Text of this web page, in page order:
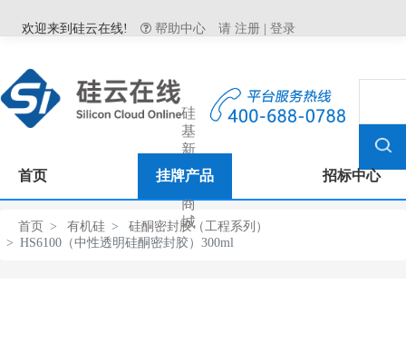
欢迎来到硅云在线! 帮助中心 请 注册 登录
硅
基
新
材
料
商
城
首页 挂牌产品 招标中心
首页 有机硅
硅酮密封胶（工程系列）
HS6100（中性透明硅酮密封胶）300ml